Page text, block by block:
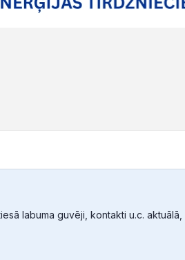
labuma guvēji, kontakti u.c.